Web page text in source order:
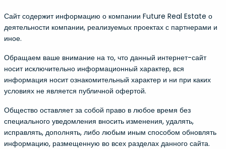
не закроет или не завершит сеанс. Они используют
товарах в корзине, повышенная безопасность онлайн-
следующие Cookies:
Обязателен для работы сайта
индивидуальными запросами.
(3 month) Предназначен для
Сайт содержит информацию о компании Future Real Estate о
деятельности компании, реализуемых проектах с партнерами и
иное.
Обращаем ваше внимание на то, что данный интернет-сайт
носит исключительно информационный характер, вся
информация носит ознакомительный характер и ни при каких
условиях не является публичной офертой.
Общество оставляет за собой право в любое время без
специального уведомления вносить изменения, удалять,
исправлять, дополнять, либо любым иным способом обновлять
информацию, размещенную во всех разделах данного сайта.